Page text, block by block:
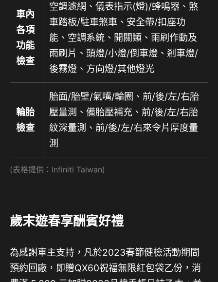
車內
各項
功能
檢查
空調濾網、儀表指示(燈)/蜂鳴器、煞
車踏板/駐車煞車、安全帶/扣座功
能、空調系統、開關類、雨刷作動及
雨刷片、頭燈/小燈/倒車燈、剎車燈/
後霧燈、方向燈/其他燈光
輪胎
檢查
胎面/胎壁/氣嘴/輪圈、前/後/左/右胎
壓量測、備胎壓補充、前/後/左/右胎
紋深量測、前/後/左/右來令片厚度量
測
(表格提供：Infiniti Taiwan)
歲末遊春享酬賓好禮
為感謝車主支持，凡於2023春節健檢活動期間
預約回廠，即贈QX60祝福無限紅包袋乙份，消